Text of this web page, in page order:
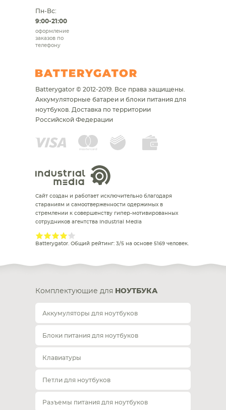
Пн-Вс:
9:00-21:00
оформление
заказов по
телефону
Batterygator © 2012-2019. Все права защищены.
Аккумуляторные батареи и блоки питания для
ноутбуков. Доставка по территории
Российской Федерации
Сайт создан и работает исключительно благодаря
стараниям и самоотверженности одержимых в
стремлении к совершенству гипер-мотивированных
сотрудников агентства Industrial Media
Batterygator. Общий рейтинг: 3/5 на основе 5169 человек.
Комплектующие для НОУТБУКА
Аккумуляторы для ноутбуков
Блоки питания для ноутбуков
Клавиатуры
Петли для ноутбуков
Разъемы питания для ноутбуков